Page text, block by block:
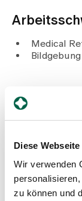
Diese
Wir verwenden
zu können und
Medical
Beruflicher
Seit 2021
Oberarzt,
2015 –
Oberarzt